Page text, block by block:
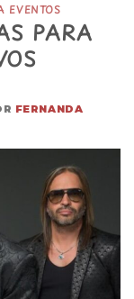
EVENTOS
PARA
FERNANDA